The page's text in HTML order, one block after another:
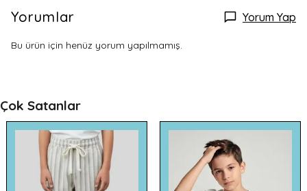
Yorumlar Yorum Yap
Bu ürün için henüz yorum yapılmamış.
Çok Satanlar